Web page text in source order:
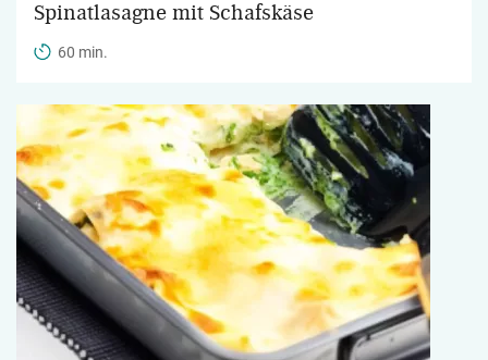
Spinatlasagne mit Schafskäse
60 min.